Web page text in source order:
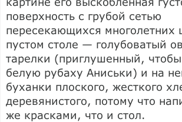
поверхность с грубой сетью
пересекающихся многолетних
пустом столе — голубоватый
тарелки (приглушенный,
белую рубаху Аниськи) и на
буханки плоского, жесткого
деревянистого, потому что
же красками, что и стол.